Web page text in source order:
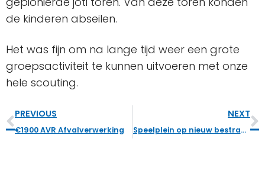
de kinderen abseilen.
Het was fijn om na lange tijd weer een grote
groepsactiviteit te kunnen uitvoeren met onze
hele scouting.
PREVIOUS
€1900 AVR Afvalverwerking
NEXT
Speelplein op nieuw bestraat tijdens NLdoet